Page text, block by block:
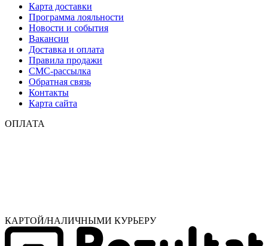
Карта доставки
Программа лояльности
Новости и события
Вакансии
Доставка и оплата
Правила продажи
СМС-рассылка
Обратная связь
Контакты
Карта сайта
ОПЛАТА
КАРТОЙ/НАЛИЧНЫМИ КУРЬЕРУ